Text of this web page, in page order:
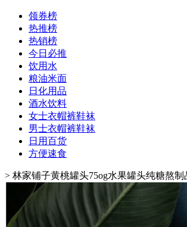
领券榜
热推榜
热销榜
今日必推
饮用水
粮油米面
日化用品
酒水饮料
女士衣帽裤鞋袜
男士衣帽裤鞋袜
日用百货
方便速食
> 林家铺子黄桃罐头75og水果罐头纯糖熬